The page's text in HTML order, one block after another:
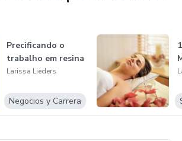
Precificando o
trabalho em resina
Larissa Lieders
Negocios y Carrera